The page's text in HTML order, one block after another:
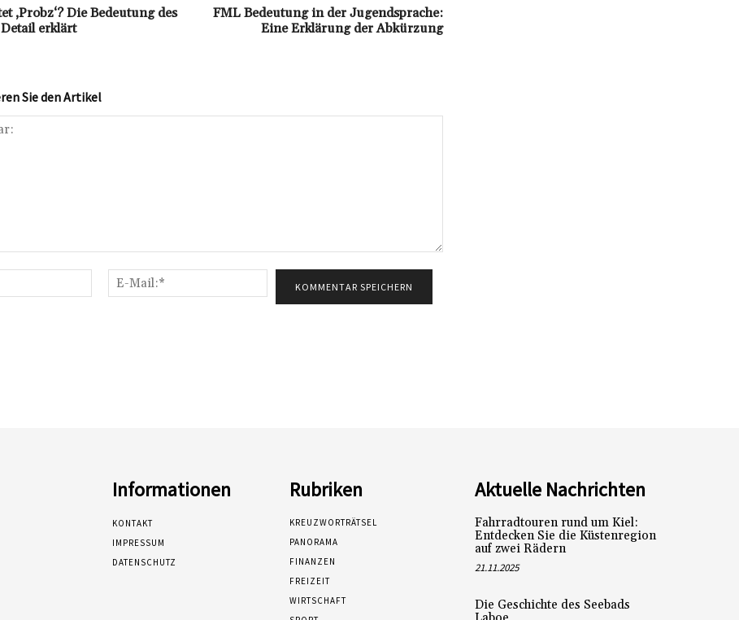
‚Probz‘? Die Bedeutung des
erklärt
FML Bedeutung in der Jugendsprache:
Eine Erklärung der Abkürzung
Sie den Artikel
Name:*
Mail:*
Informationen
KONTAKT
IMPRESSUM
DATENSCHUTZ
Rubriken
KREUZWORTRÄTSEL
PANORAMA
FINANZEN
FREIZEIT
WIRTSCHAFT
Aktuelle Nachrichten
Fahrradtouren rund um Kiel:
Entdecken Sie die Küstenregion
auf zwei Rädern
21.11.2025
Die Geschichte des Seebads